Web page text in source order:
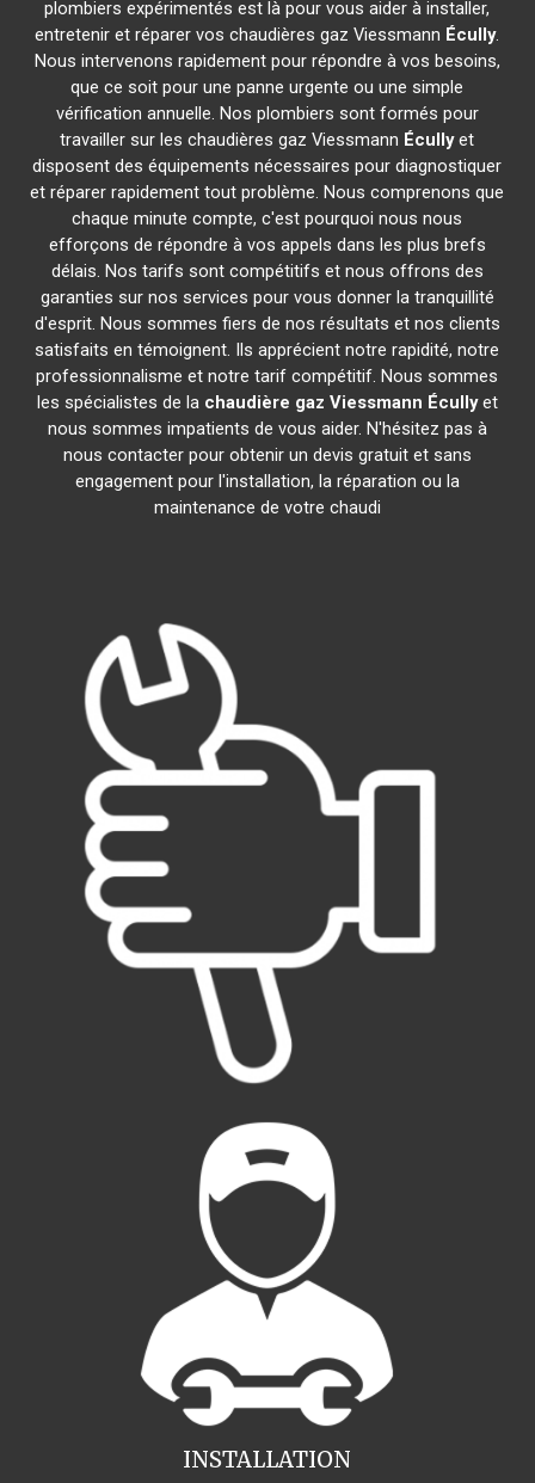
plombiers expérimentés est là pour vous aider à installer,
entretenir et réparer vos chaudières gaz Viessmann Écully.
Nous intervenons rapidement pour répondre à vos besoins,
que ce soit pour une panne urgente ou une simple
vérification annuelle. Nos plombiers sont formés pour
travailler sur les chaudières gaz Viessmann Écullyet
disposent des équipements nécessaires pour diagnostiquer
et réparer rapidement tout problème. Nous comprenons que
chaque minute compte, c'est pourquoi nous nous
efforçons de répondre à vos appels dans les plus brefs
délais. Nos tarifs sont compétitifs et nous offrons des
garanties sur nos services pour vous donner la tranquillité
d'esprit. Nous sommes fiers de nos résultats et nos clients
satisfaits en témoignent. Ils apprécient notre rapidité, notre
professionnalisme et notre tarif compétitif. Nous sommes
les spécialistes de la chaudière gaz Viessmann Écullyet
nous sommes impatients de vous aider. N'hésitez pas à
nous contacter pour obtenir un devis gratuit et sans
engagement pour l'installation, la réparation ou la
maintenance de votre chaudi
INSTALLATION